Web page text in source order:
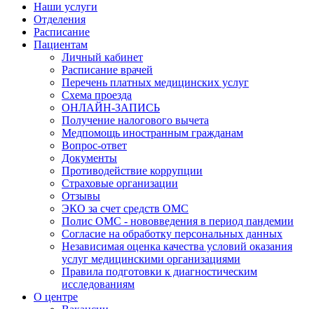
Наши услуги
Отделения
Расписание
Пациентам
Личный кабинет
Расписание врачей
Перечень платных медицинских услуг
Схема проезда
ОНЛАЙН-ЗАПИСЬ
Получение налогового вычета
Медпомощь иностранным гражданам
Вопрос-ответ
Документы
Противодействие коррупции
Страховые организации
Отзывы
ЭКО за счет средств ОМС
Полис ОМС - нововведения в период пандемии
Согласие на обработку персональных данных
Независимая оценка качества условий оказания
услуг медицинскими организациями
Правила подготовки к диагностическим
исследованиям
О центре